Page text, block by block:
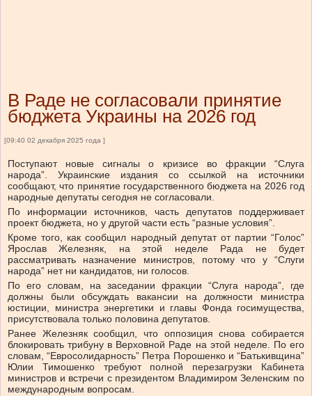
В Раде не согласовали принятие
бюджета Украины на 2026 год
[09:40 02 декабря 2025 года ]
Поступают новые сигналы о кризисе во фракции “Слуга
народа”. Украинские издания со ссылкой на источники
сообщают, что принятие государственного бюджета на 2026 год
народные депутаты сегодня не согласовали.
По информации источников, часть депутатов поддерживает
проект бюджета, но у другой части есть “разные условия”.
Кроме того, как сообщил народный депутат от партии “Голос”
Ярослав Железняк, на этой неделе Рада не будет
рассматривать назначение министров, потому что у “Слуги
народа” нет ни кандидатов, ни голосов.
По его словам, на заседании фракции “Слуга народа”, где
должны были обсуждать вакансии на должности министра
юстиции, министра энергетики и главы Фонда госимущества,
присутствовала только половина депутатов.
Ранее Железняк сообщил, что оппозиция снова собирается
блокировать трибуну в Верховной Раде на этой неделе. По его
словам, “Евросолидарность” Петра Порошенко и “Батькивщина”
Юлии Тимошенко требуют полной перезагрузки Кабинета
министров и встречи с президентом Владимиром Зеленским по
международным вопросам.